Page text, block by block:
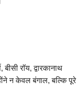
रॉय, द्वारकानाथ
न केवल बंगाल, बल्कि पूरे